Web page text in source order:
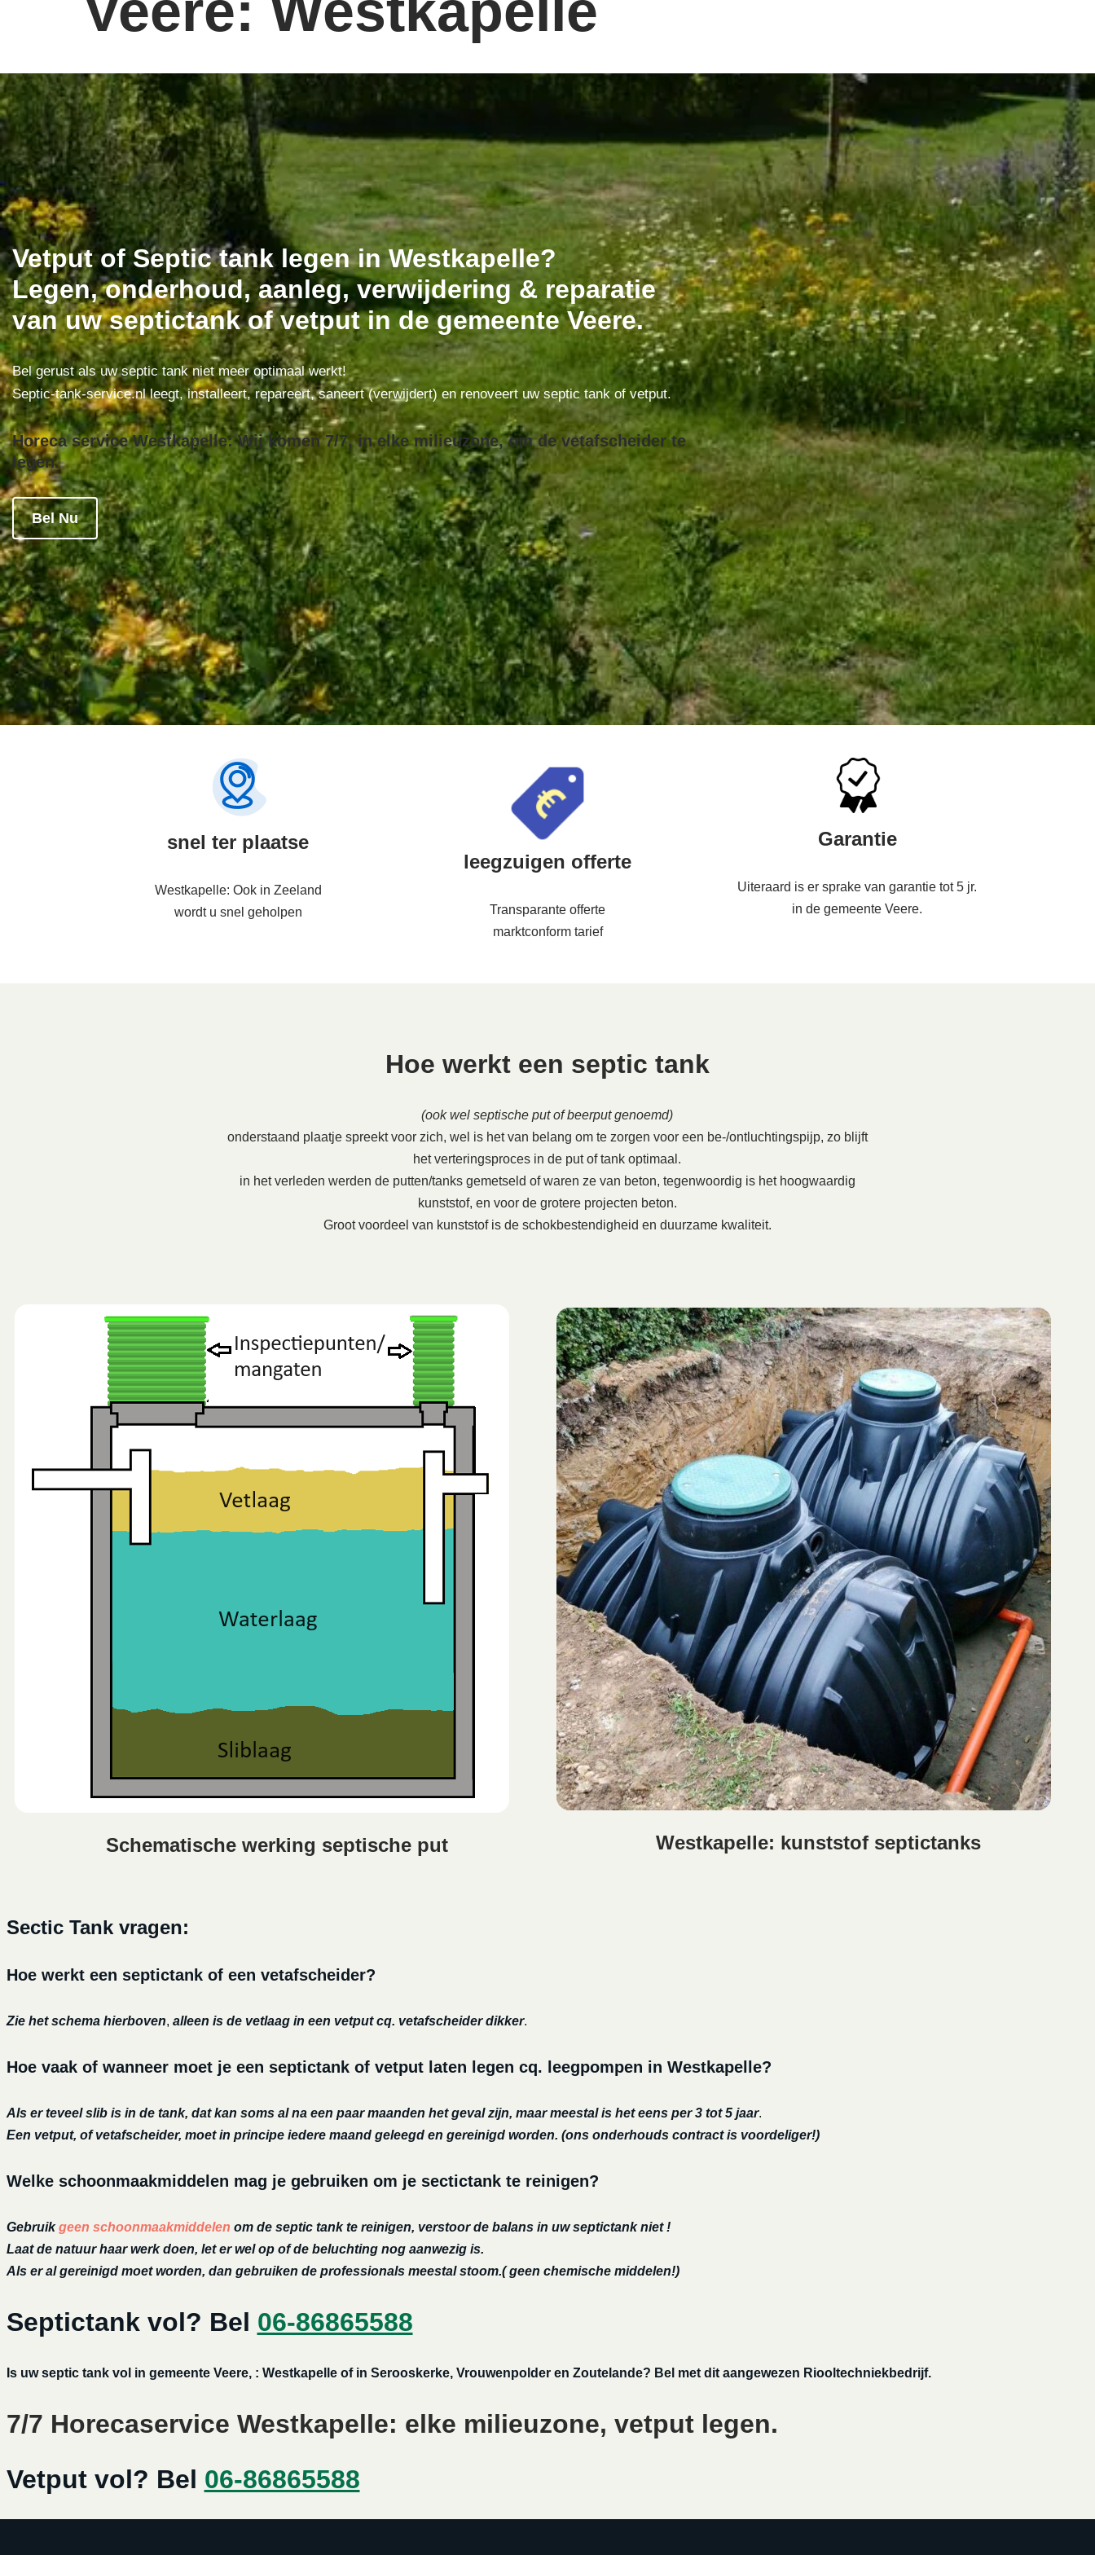
Vetput of Septic tank legen in Westkapelle?
Legen, onderhoud, aanleg, verwijdering & reparatie
van uw septictank of vetput in de gemeente Veere.
Bel gerust als uw septic tank niet meer optimaal werkt!
Septic-tank-service.nl leegt, installeert, repareert, saneert (verwijdert) en renoveert uw septic tank of vetput.
Horeca service Westkapelle: Wij komen 7/7, in elke milieuzone, om de vetafscheider te
legen.
Bel Nu
snel ter plaatse
Westkapelle: Ook in Zeeland
wordt u snel geholpen
leegzuigen offerte
Transparante offerte
marktconform tarief
Garantie
Uiteraard is er sprake van garantie tot 5 jr.
in de gemeente Veere.
Hoe werkt een septic tank
(ook wel septische put of beerput genoemd)
onderstaand plaatje spreekt voor zich, wel is het van belang om te zorgen voor een be-/ontluchtingspijp, zo blijft
het verteringsproces in de put of tank optimaal.
in het verleden werden de putten/tanks gemetseld of waren ze van beton, tegenwoordig is het hoogwaardig
kunststof, en voor de grotere projecten beton.
Groot voordeel van kunststof is de schokbestendigheid en duurzame kwaliteit.
Schematische werking septische put Westkapelle: kunststof septictanks
Sectic Tank vragen:
Hoe werkt een septictank of een vetafscheider?
Zie het schema hierboven, alleen is de vetlaag in een vetput cq. vetafscheider dikker.
Hoe vaak of wanneer moet je een septictank of vetput laten legen cq. leegpompen in Westkapelle?
Als er teveel slib is in de tank, dat kan soms al na een paar maanden het geval zijn, maar meestal is het eens per 3 tot 5 jaar.
Een vetput, of vetafscheider, moet in principe iedere maand geleegd en gereinigd worden. (ons onderhouds contract is voordeliger!)
Welke schoonmaakmiddelen mag je gebruiken om je sectictank te reinigen?
Gebruikgeen schoonmaakmiddelen om de septic tank te reinigen, verstoor de balans in uw septictank niet !
Laat de natuur haar werk doen, let er wel op of de beluchting nog aanwezig is.
Als er al gereinigd moet worden, dan gebruiken de professionals meestal stoom.( geen chemische middelen!)
Septictank vol? Bel 06-86865588
Is uw septic tank vol in gemeente Veere, : Westkapelle of in Serooskerke, Vrouwenpolder en Zoutelande? Bel met dit aangewezen Riooltechniekbedrijf.
7/7 Horecaservice Westkapelle: elke milieuzone, vetput legen.
Vetput vol? Bel 06-86865588